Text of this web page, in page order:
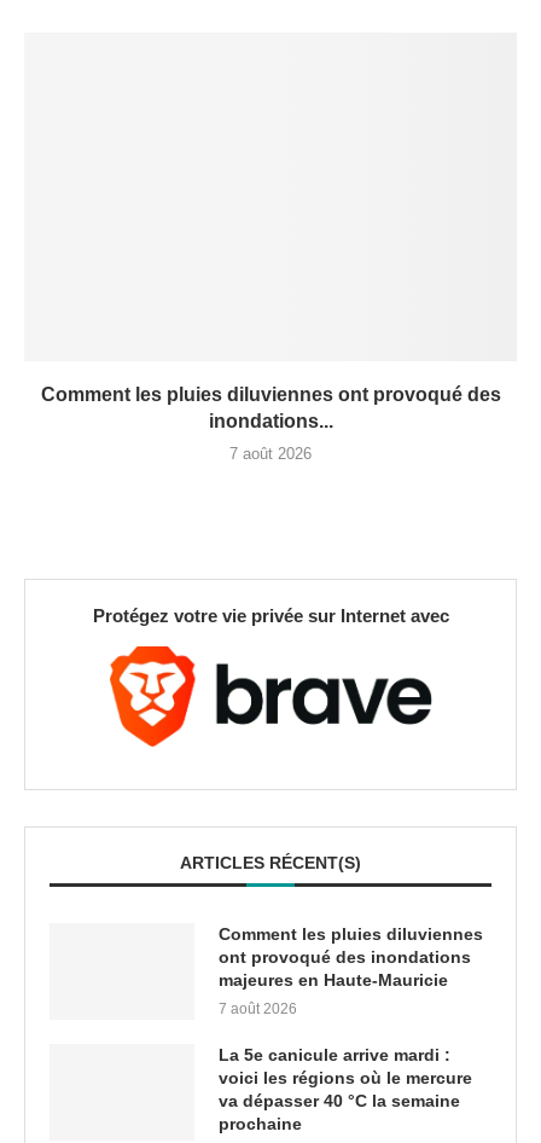
Comment les pluies diluviennes ont provoqué des
inondations...
7 août 2026
Protégez votre vie privée sur Internet avec
ARTICLES RÉCENT(S)
Comment les pluies diluviennes
ont provoqué des inondations
majeures en Haute-Mauricie
7 août 2026
La 5e canicule arrive mardi :
voici les régions où le mercure
va dépasser 40 °C la semaine
prochaine